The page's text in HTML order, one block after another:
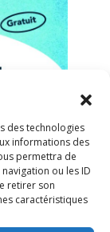
des technologies
informations des
permettra de
ou les ID
retirer son
caractéristiques